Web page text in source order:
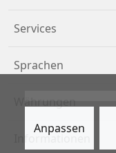
Services
Sprachen
Währungen
Informationen
Anpassen